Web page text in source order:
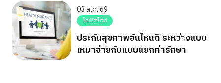
03 ส.ค. 69
ไลฟ์สไตล์
ประกันสุขภาพอันไหนดี ระหว่างแบบ
เหมาจ่ายกับแบบแยกค่ารักษา